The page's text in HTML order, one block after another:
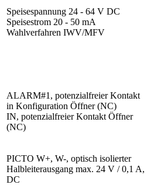
Speisespannung 24 - 64 V DC
Speisestrom 20 - 50 mA
Wahlverfahren IWV/MFV
ALARM#1, potenzialfreier Kontakt
in Konfiguration Öffner (NC)
IN, potenzialfreier Kontakt Öffner
(NC)
PICTO W+, W-, optisch isolierter
Halbleiterausgang max. 24 V / 0,1 A,
DC